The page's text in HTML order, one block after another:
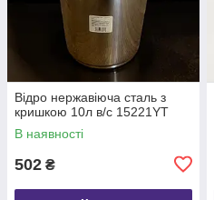
Відро нержавіюча сталь з
кришкою 10л в/с 15221YT
В наявності
502 ₴